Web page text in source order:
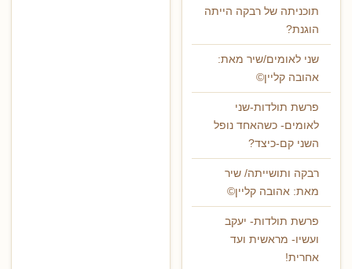
תוכניתה של רבקה הייתה
הוגנת?
שני לאומים/שיר מאת:
אהובה קליין©
פרשת תולדות-שני
לאומים- כשהאחד נופל
השני קם-כיצד?
רבקה ותושייתה/ שיר
מאת: אהובה קליין©
פרשת תולדות- יעקב
ועשיו- מראשית ועד
אחרית!